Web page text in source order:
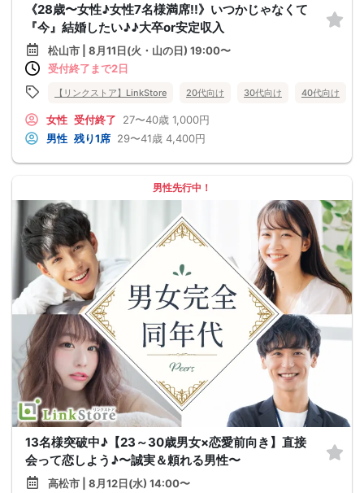
《28歳〜女性♪女性7名様満席!!》いつかじゃなくて
『今』結婚したい♪♪大卒or安定収入
松山市 | 8月11日(火・山の日) 19:00〜
受付終了まで2日
【リンクストア】LinkStore 20代向け 30代向け 40代向け
女性 受付終了 27〜40歳 1,000円
男性 残り1席 29〜41歳 4,400円
男性先行中！
13名様突破中♪【23～30歳男女×恋愛前向き】直接
会って恋しよう♪〜誠実＆頼れる男性〜
高松市 | 8月12日(水) 14:00〜